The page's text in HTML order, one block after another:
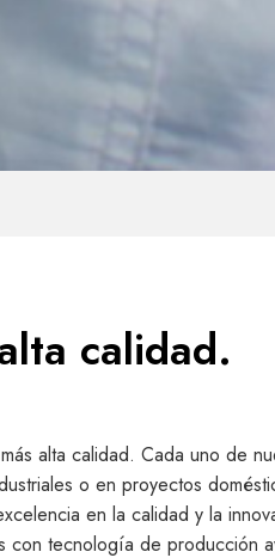
calidad.
alta calidad. Cada uno de
o en proyectos
en la calidad y la
con tecnología de producción